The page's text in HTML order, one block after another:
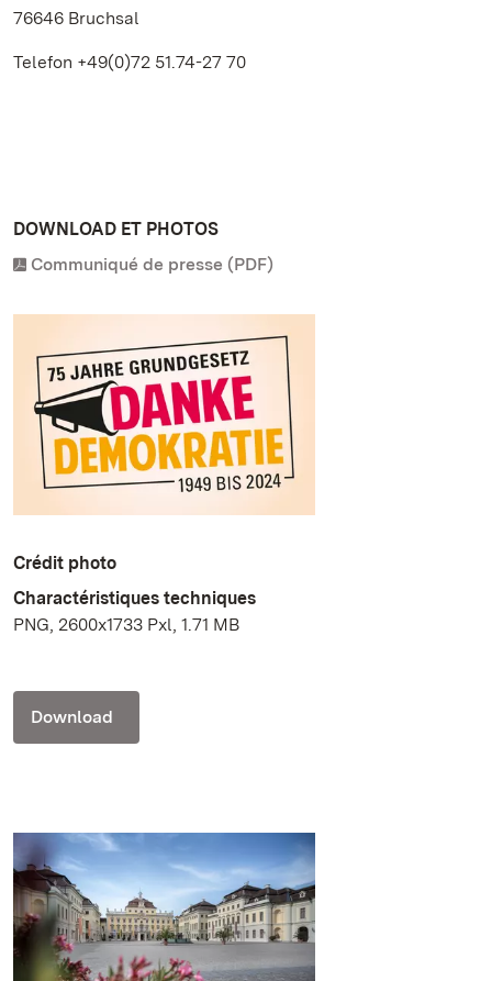
76646 Bruchsal
Telefon +49(0)72 51.74-27 70
DOWNLOAD ET PHOTOS
Communiqué de presse (PDF)
Crédit photo
Charactéristiques techniques
PNG, 2600x1733 Pxl, 1.71 MB
Download